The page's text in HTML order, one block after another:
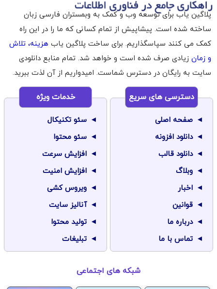
پلاگین یاب برای توسعه وب و کمک به وبمستران فارسی زبان
ساخته شده است. پیشاپیش از تمام کسانی که ما را در این راه
کمک می کنند سپاسگذاریم. برای ساخت پلاگین یاب هزینه، تلاش
و زمان زیادی صرف شده است و خواهد شد. تمام منابع دانلودی
سایت به رایگان در دسترس شماست. امیدواریم از آن لذت ببرید.
دسترسی های سریع
صفحه اصلی
دانلود افزونه
دانلود قالب
وبلاگ
اخبار
قوانین
درباره ما
تماس با ما
خدمات ویژه
سئو تکنیکال
سئو محتوا
افزایش سرعت
افزایش امنیت
ویروس کشی
آنالیز سایت
تولید محتوا
تبلیغات
شبکه های اجتماعی